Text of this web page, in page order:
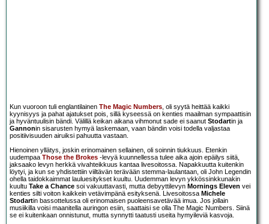
Kun vuoroon tuli englantilainen The Magic Numbers, oli syytä heittää kaikki
kyynisyys ja pahat ajatukset pois, sillä kyseessä on kenties maailman sympaattisin
ja hyväntuulisin bändi. Välillä keikan aikana vihmonut sade ei saanut Stodartin ja
Gannonin sisarusten hymyä laskemaan, vaan bändin voisi todella valjastaa
positiivisuuden airuiksi pahuutta vastaan.
Hienoinen yllätys, joskin erinomainen sellainen, oli soinnin tiukkuus. Etenkin
uudempaa Those the Brokes -levyä kuunnellessa tulee aika ajoin epäilys siitä,
jaksaako levyn herkkä vivahteikkuus kantaa livesoitossa. Napakkuutta kuitenkin
löytyi, ja kun se yhdistettiin viiltävän terävään stemma-laulantaan, oli John Legendin
ohella taidokkaimmat lauluesitykset kuultu. Uudemman levyn ykkössinkkunakin
kuultu Take a Chance soi vakuuttavasti, mutta debyyttilevyn Mornings Eleven vei
kenties silti voiton kaikkein vetävimpänä esityksenä. Livesoitossa Michele
Stodartin bassottelussa oli erinomaisen puoleensavetävää imua. Jos jollain
musiikilla voisi maanitella auringon esiin, saattaisi se olla The Magic Numbers. Siinä
se ei kuitenkaan onnistunut, mutta synnytti taatusti useita hymyileviä kasvoja.